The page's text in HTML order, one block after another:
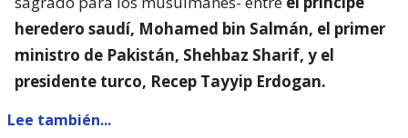
heredero saudí, Mohamed bin Salmán, el primer
ministro de Pakistán, Shehbaz Sharif, y el
presidente turco, Recep Tayyip Erdogan.
Lee también...